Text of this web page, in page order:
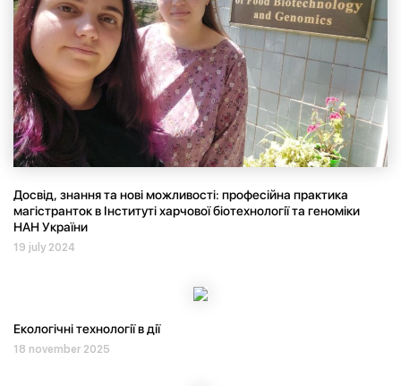
Досвід, знання та нові можливості: професійна практика
магістранток в Інституті харчової біотехнології та геноміки
НАН України
19 july 2024
Екологічні технології в дії
18 november 2025